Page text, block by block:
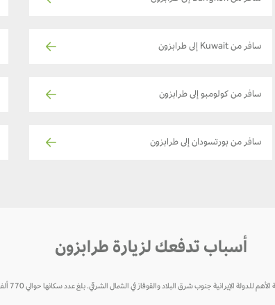
سافر من Kuwait إلى طرابزون
سافر من كولومبو إلى طرابزون
سافر من بورتسودان إلى طرابزون
أسباب تدفعك لزيارة طرابزون
والقوقاز في الشمال الشرقي. بلغ عدد سكانها حوالي 770 ألف نسمة في العام 2015، أما مساحتها فتقدّر بـ 4666 كيلومتر مربع.